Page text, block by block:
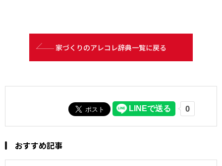
家づくりのアレコレ辞典一覧に戻る
おすすめ記事